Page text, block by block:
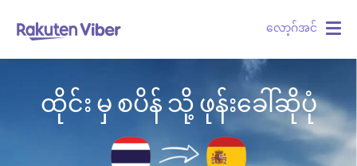
လော့ဂ်အင်
ထိုင်း မှ စပိန် သို့ ဖုန်းခေါ်ဆိုပုံ